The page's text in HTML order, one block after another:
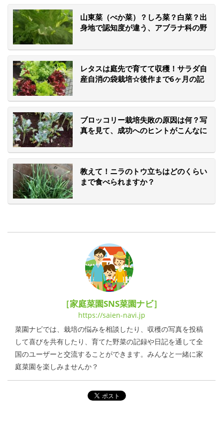
山東菜（べか菜）？しろ菜？白菜？出
身地で認知度が違う、アブラナ科の野
レタスは庭先で育てて収穫！サラダ自
産自消の袋栽培☆後作まで6ヶ月の記
ブロッコリー栽培失敗の原因は何？写
真を見て、成功へのヒントがこんなに
教えて！ニラのトウ立ちはどのくらい
まで食べられますか？
［家庭菜園SNS菜園ナビ］
https://saien-navi.jp
菜園ナビでは、栽培の悩みを相談したり、収穫の写真を投稿
して喜びを共有したり、育てた野菜の記録や日記を通して全
国のユーザーと交流することができます。みんなと一緒に家
庭菜園を楽しみませんか？